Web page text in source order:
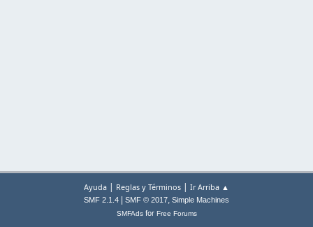
Ayuda | Reglas y Términos | Ir Arriba ▲
SMF 2.1.4 SMF © 2017, Simple Machines
SMFAdsfor Free Forums